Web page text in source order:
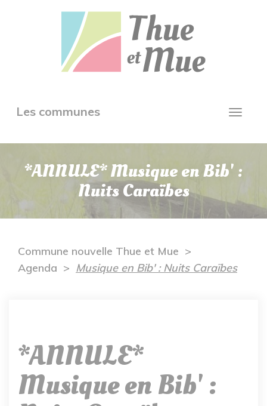
Toggle
Les communes
*ANNULE* Musique en Bib' :
Nuits Caraïbes
Commune nouvelle Thue et Mue
Agenda
Musique en Bib' : Nuits Caraïbes
*ANNULE*
Musique en Bib' :
Panneau de gestion des cookies